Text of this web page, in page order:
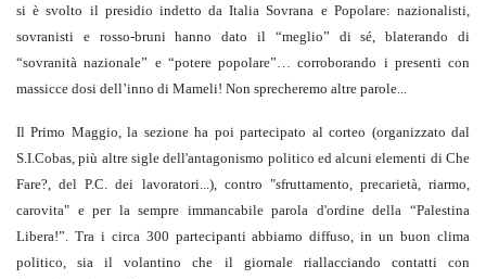
si è svolto il presidio indetto da Italia Sovrana e Popolare: nazionalisti,
sovranisti e rosso-bruni hanno dato il “meglio” di sé, blaterando di
“sovranità nazionale” e “potere popolare”… corroborando i presenti con
massicce dosi dell’inno di Mameli! Non sprecheremo altre parole...
Il Primo Maggio, la sezione ha poi partecipato al corteo (organizzato dal
S.I.Cobas, più altre sigle dell'antagonismo politico ed alcuni elementi di Che
Fare?, del P.C. dei lavoratori...), contro "sfruttamento, precarietà, riarmo,
carovita" e per la sempre immancabile parola d'ordine della “Palestina
Libera!”. Tra i circa 300 partecipanti abbiamo diffuso, in un buon clima
politico, sia il volantino che il giornale riallacciando contatti con